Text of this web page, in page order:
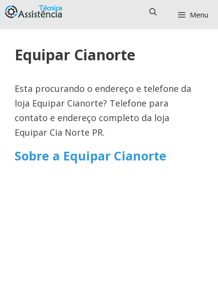
Pular
para
conteúdo
Menu
Equipar Cianorte
Esta procurando o endereço e telefone da
loja Equipar Cianorte? Telefone para
contato e endereço completo da loja
Equipar Cia Norte PR.
Sobre a Equipar Cianorte